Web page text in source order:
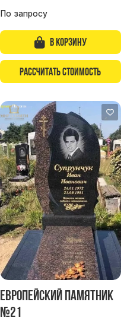
По запросу
В корзину
Рассчитать стоимость
Европейский памятник
№21